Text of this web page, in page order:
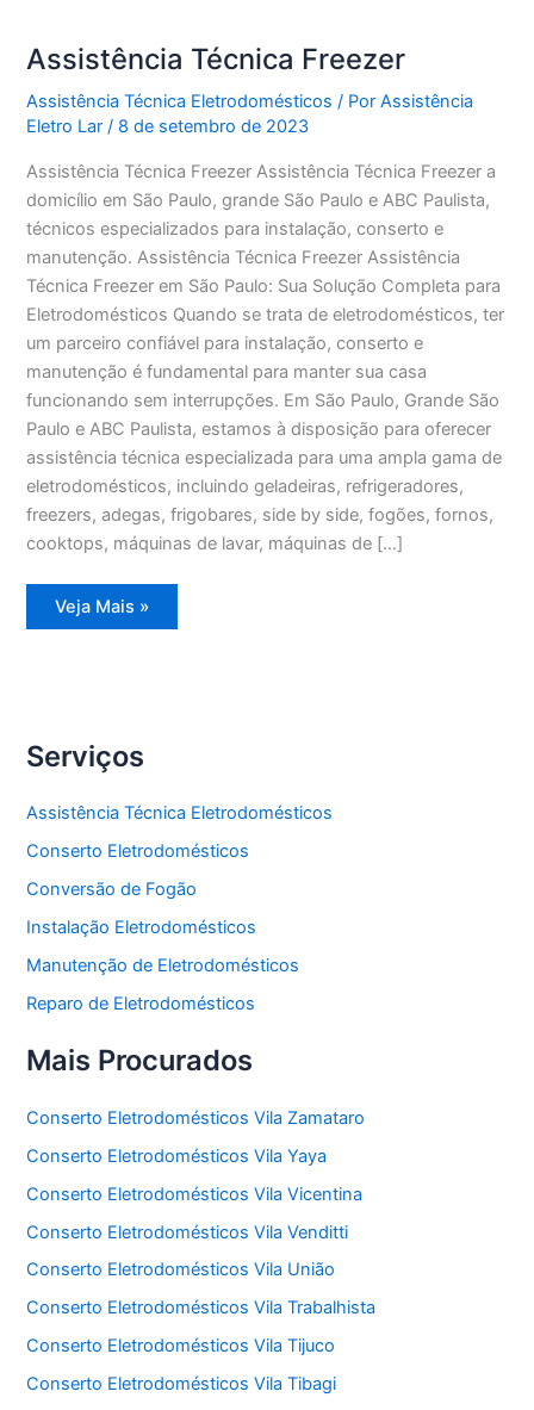
Assistência Técnica Freezer
Assistência Técnica Eletrodomésticos / PorAssistência
Eletro Lar/ 8 de setembro de 2023
Assistência Técnica Freezer Assistência Técnica Freezer a
domicílio em São Paulo, grande São Paulo e ABC Paulista,
técnicos especializados para instalação, conserto e
manutenção. Assistência Técnica Freezer Assistência
Técnica Freezer em São Paulo: Sua Solução Completa para
Eletrodomésticos Quando se trata de eletrodomésticos, ter
um parceiro confiável para instalação, conserto e
manutenção é fundamental para manter sua casa
funcionando sem interrupções. Em São Paulo, Grande São
Paulo e ABC Paulista, estamos à disposição para oferecer
assistência técnica especializada para uma ampla gama de
eletrodomésticos, incluindo geladeiras, refrigeradores,
freezers, adegas, frigobares, side by side, fogões, fornos,
cooktops, máquinas de lavar, máquinas de […]
Assistência
Técnica
Veja Mais »
Serviços
Assistência Técnica Eletrodomésticos
Conserto Eletrodomésticos
Conversão de Fogão
Instalação Eletrodomésticos
Manutenção de Eletrodomésticos
Reparo de Eletrodomésticos
Mais Procurados
Conserto Eletrodomésticos Vila Zamataro
Conserto Eletrodomésticos Vila Yaya
Conserto Eletrodomésticos Vila Vicentina
Conserto Eletrodomésticos Vila Venditti
Conserto Eletrodomésticos Vila União
Conserto Eletrodomésticos Vila Trabalhista
Conserto Eletrodomésticos Vila Tijuco
Conserto Eletrodomésticos Vila Tibagi